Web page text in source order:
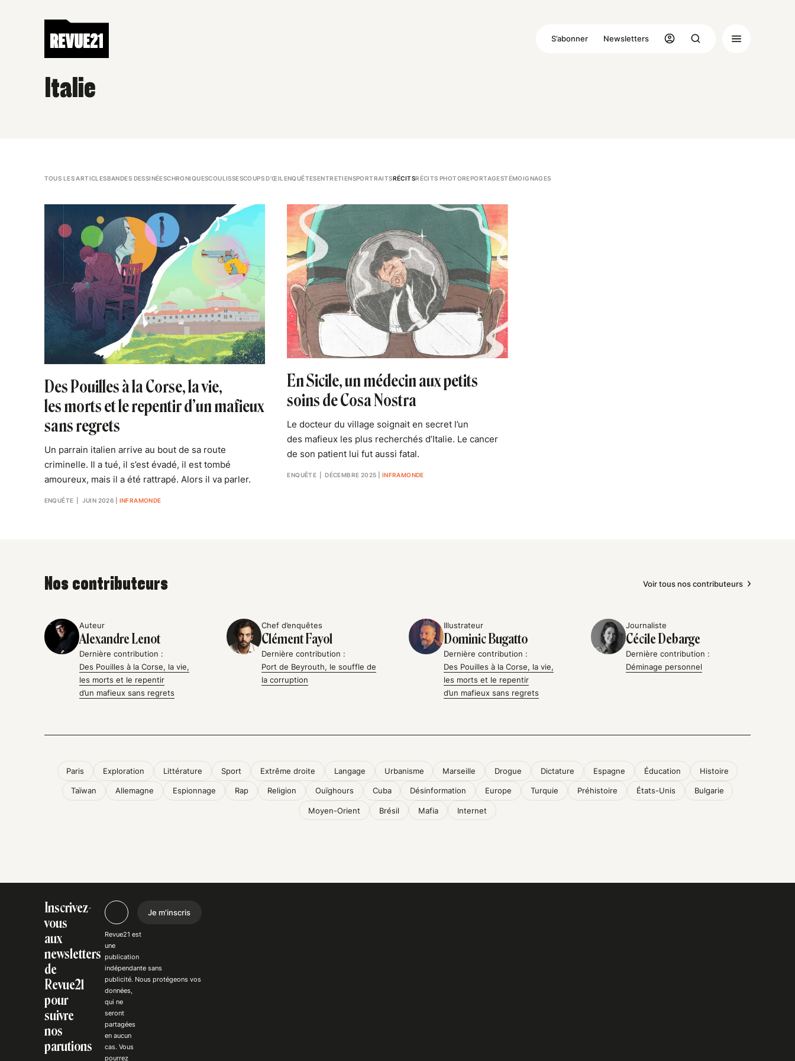
S’abonner Newsletters
Italie
TOUS LES ARTICLESBANDES DESSINÉESCHRONIQUESCOULISSESCOUPS D’ŒIL ENQUÊTESENTRETIENSPORTRAITSRÉCITSRÉCITS PHOTOREPORTAGESTÉMOIGNAGES
Des Pouilles à la Corse, la vie,
les morts et le repentir d’un mafieux
sans regrets
Un parrain italien arrive au bout de sa route
criminelle. Il a tué, il s’est évadé, il est tombé
amoureux, mais il a été rattrapé. Alors il va parler.
ENQUÊTE | JUIN 2026 INFRAMONDE
En Sicile, un médecin aux petits
soins de Cosa Nostra
Le docteur du village soignait en secret l’un
des mafieux les plus recherchés d’Italie. Le cancer
de son patient lui fut aussi fatal.
ENQUÊTE | DÉCEMBRE 2025 INFRAMONDE
Nos contributeurs Voir tous nos contributeurs
Auteur
Alexandre Lenot
Dernière contribution :
Des Pouilles à la Corse, la vie,
les morts et le repentir
d’un mafieux sans regrets
Chef d’enquêtes
Clément Fayol
Dernière contribution :
Port de Beyrouth, le souffle de
la corruption
Illustrateur
Dominic Bugatto
Dernière contribution :
Des Pouilles à la Corse, la vie,
les morts et le repentir
d’un mafieux sans regrets
Journaliste
Cécile Debarge
Dernière contribution :
Déminage personnel
Paris Exploration Littérature Sport Extrême droite Langage Urbanisme Marseille Drogue Dictature Espagne Éducation Histoire
Taïwan Allemagne Espionnage Rap Religion Ouïghours Cuba Désinformation Europe Turquie Préhistoire États-Unis Bulgarie
Moyen-Orient Brésil Mafia Internet
Inscrivez-
vous
aux
newsletters
de
Revue21
pour
suivre
nos
parutions
Je m'inscris
Revue21 est
une
publication
indépendantesans
publicité. Nousprotégeons vos
données,
qui ne
seront
partagées
en aucun
cas. Vous
pourrez